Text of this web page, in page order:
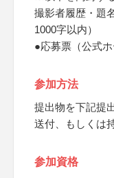
撮影者履歴・題
1000字以内）
●応募票（公式
参加方法
提出物を下記提
送付、もしくは
参加資格